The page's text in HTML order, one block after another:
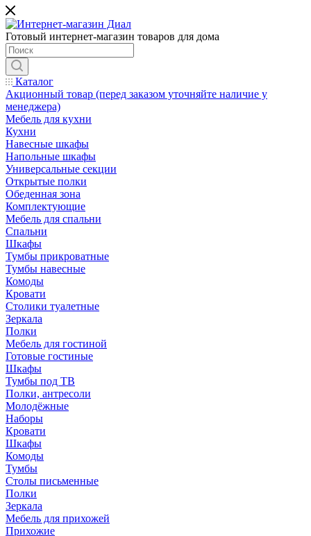
Готовый интернет-магазин товаров для дома
Каталог
Акционный товар (перед заказом уточняйте наличие у
менеджера)
Мебель для кухни
Кухни
Навесные шкафы
Напольные шкафы
Универсальные секции
Открытые полки
Обеденная зона
Комплектующие
Мебель для спальни
Спальни
Шкафы
Тумбы прикроватные
Тумбы навесные
Комоды
Кровати
Столики туалетные
Зеркала
Полки
Мебель для гостиной
Готовые гостиные
Шкафы
Тумбы под ТВ
Полки, антресоли
Молодёжные
Наборы
Кровати
Шкафы
Комоды
Тумбы
Столы письменные
Полки
Зеркала
Мебель для прихожей
Прихожие